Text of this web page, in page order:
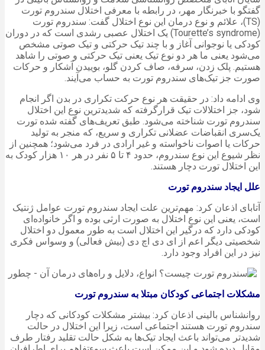
گفتگو با خبرنگار مهر، در رابطه با معرفی اختلال سندروم تورت
(TS)، علائم و نوع درمان این نوع اختلال گفت: سندروم تورت
(Tourette’s syndrome) یک اختلال عصبی رشدی است که در دوران
کودکی یا نوجوانی آغاز و با چند تیک حرکتی و تیک صوتی مشخص
می‌شود یعنی ما هر دو نوع تیک یعنی تیک حرکتی و صوتی را شاهد
هستیم. پلک زدن، سرفه، صاف کردن گلو، بوییدن آشکار و حرکات
صورت جز تیک‌های سندروم تورت به حساب می‌آیند.
وی ادامه داد: در حقیقت هر نوع حرکت تکراری در بدن اگر انجام
شود، جز اختلالات تیک قرارگرفته که شدیدترین نوع این اختلال
سندروم تورت شناخته می‌شود. طبق تعریف‌های گفته شده تورت
یک‌سری انقباضات عضلانی تکراری و سریع، که منجر به تولید
حرکات یا اصوات ناخواسته و غیر ارادی در فرد می‌شود؛ همچنین از
نظر شیوع این نوع سندروم، حدود ۴ تا ۵ نفر در هر ۱۰ هزار کودک به
این اختلال تورت دچار هستند.
علل ایجاد سندروم تورت
آتابای اذعان کرد: مهم‌ترین علت ایجاد سندروم تورت عوامل ژنتیک
است، یعنی این نوع اختلال به صورت ارثی بوده و اگر خانواده‌ای
کودکی دارد که درگیر این اختلال است به طور معمول دو اختلال
شخصیتی دیگر اعم از ای دی اچ دی (بیش فعالی) و وسواس فکری
نیز در این افراد وجود دارد.
مشکلات اجتماعی کودکان مبتلا به سندروم تورت
روانشناس بالینی اذعان کرد: بیشتر مشکلات کودکانی که دچار
سندروم تورت هستند اجتماعی است، زیرا این اختلال در حالت
شدیدتر می‌تواند باعث ایجاد تیک‌ها به شکل حالت تقلید رفتار طرف